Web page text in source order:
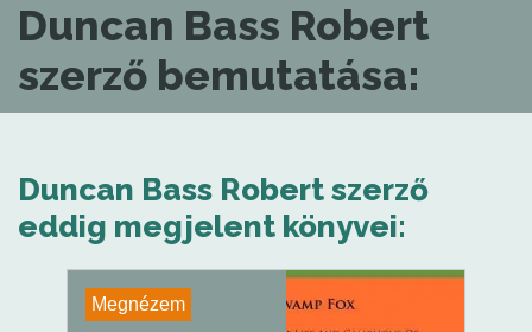
Duncan Bass Robert
szerző bemutatása:
Duncan Bass Robert szerző
eddig megjelent könyvei:
Megnézem